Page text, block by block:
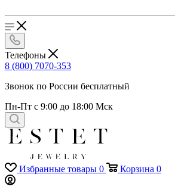
Телефоны
8 (800) 7070-353
Звонок по России бесплатный
Пн-Пт с 9:00 до 18:00 Мск
Избранные товары 0 Корзина 0